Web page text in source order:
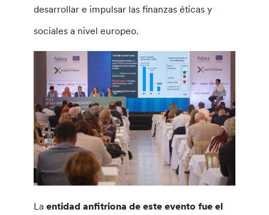
desarrollar e impulsar las finanzas éticas y
sociales a nivel europeo.
La entidad anfitriona de este evento fue el